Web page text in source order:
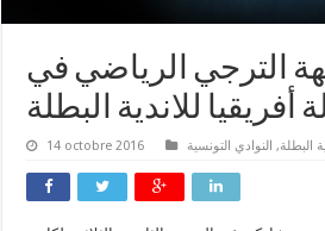
الترجي الرياضي في
14 octobre 2016 البطلة, النوادي التونسية